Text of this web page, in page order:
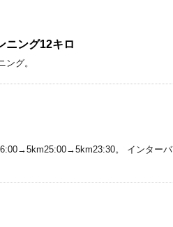
ニング12キロ
グ。
。 インターバ